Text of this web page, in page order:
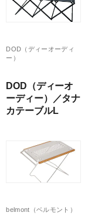
DOD（ディーオーディ
ー）
DOD（ディーオ
ーディー）／タナ
カテーブルL
belmont（ベルモント）